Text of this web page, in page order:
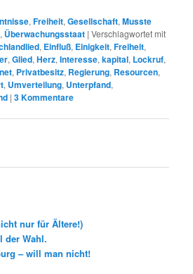
,Freiheit,Gesellschaft,Musste
, Überwachungsstaat |Verschlagwortet mit
, Einfluß, Einigkeit,Freiheit,
,Glied,Herz,Interesse,kapital, Lockruf,
, Privatbesitz, Regierung, Resourcen,
, Umverteilung, Unterpfand,
|3Kommentare
nur für Ältere!)
der Wahl.
– will man nicht!